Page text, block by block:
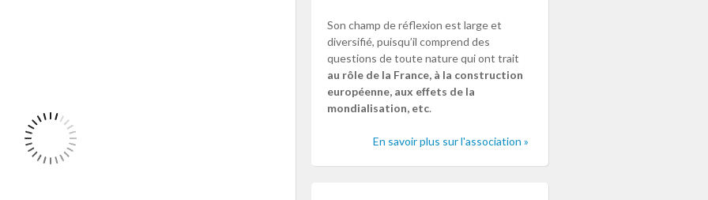
Son champ de réflexion est large et
diversifié, puisqu’il comprend des
questions de toute nature qui ont trait
au rôle de la France, à la construction
européenne, aux effets de la
mondialisation, etc.
En savoir plus sur l'association »